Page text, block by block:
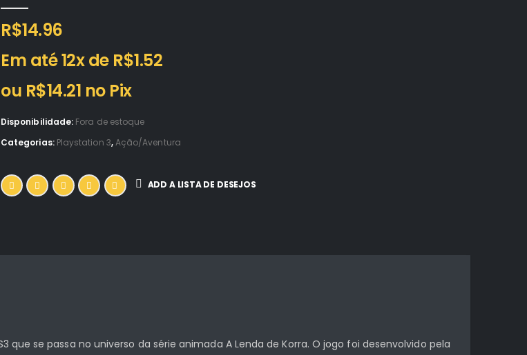
R$14.96
Em até 12x de R$1.52
ou R$14.21 no Pix
Disponibilidade: Fora de estoque
Categorias: Playstation 3,Ação/Aventura
ADD A LISTA DE DESEJOS
se passa no universo da série animada A Lenda de Korra. O jogo foi desenvolvido pela